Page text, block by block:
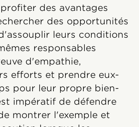
des avantages
des opportunités
leurs conditions
responsables
d'empathie,
efforts et prendre eux-
pour leur propre bien-
impératif de défendre
montrer l'exemple et